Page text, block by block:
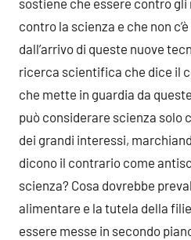
sostiene che essere contro gli
contro la scienza e che non
dall’arrivo di queste nuove
ricerca scientifica che dice il
che mette in guardia da
può considerare scienza solo
dei grandi interessi,
dicono il contrario come
scienza? Cosa dovrebbe
alimentare e la tutela della
essere messe in secondo